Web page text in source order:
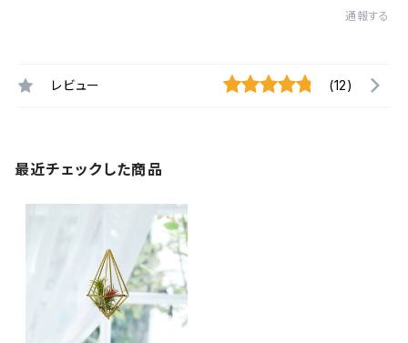
通報する
レビュー (12)
最近チェックした商品